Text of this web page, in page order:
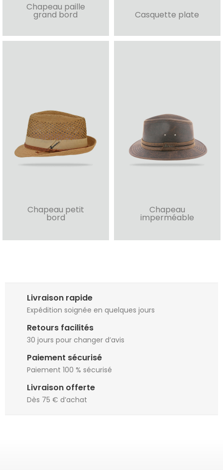
Chapeau paille
grand bord Casquette plate
Chapeau petit
bord
Chapeau
imperméable
Livraison rapide
Expédition soignée en quelques jours
Retours facilités
30 jours pour changer d’avis
Paiement sécurisé
Paiement 100 % sécurisé
Livraison offerte
Dès 75 € d’achat